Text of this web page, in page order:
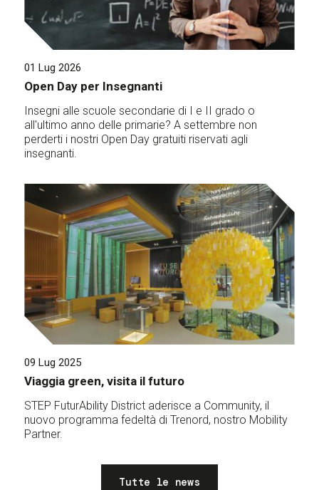
01 Lug 2026
Open Day per Insegnanti
Insegni alle scuole secondarie di I e II grado o
all'ultimo anno delle primarie? A settembre non
perderti i nostri Open Day gratuiti riservati agli
insegnanti.
09 Lug 2025
Viaggia green, visita il futuro
STEP FuturAbility District aderisce a Community, il
nuovo programma fedeltà di Trenord, nostro Mobility
Partner.
Tutte le news